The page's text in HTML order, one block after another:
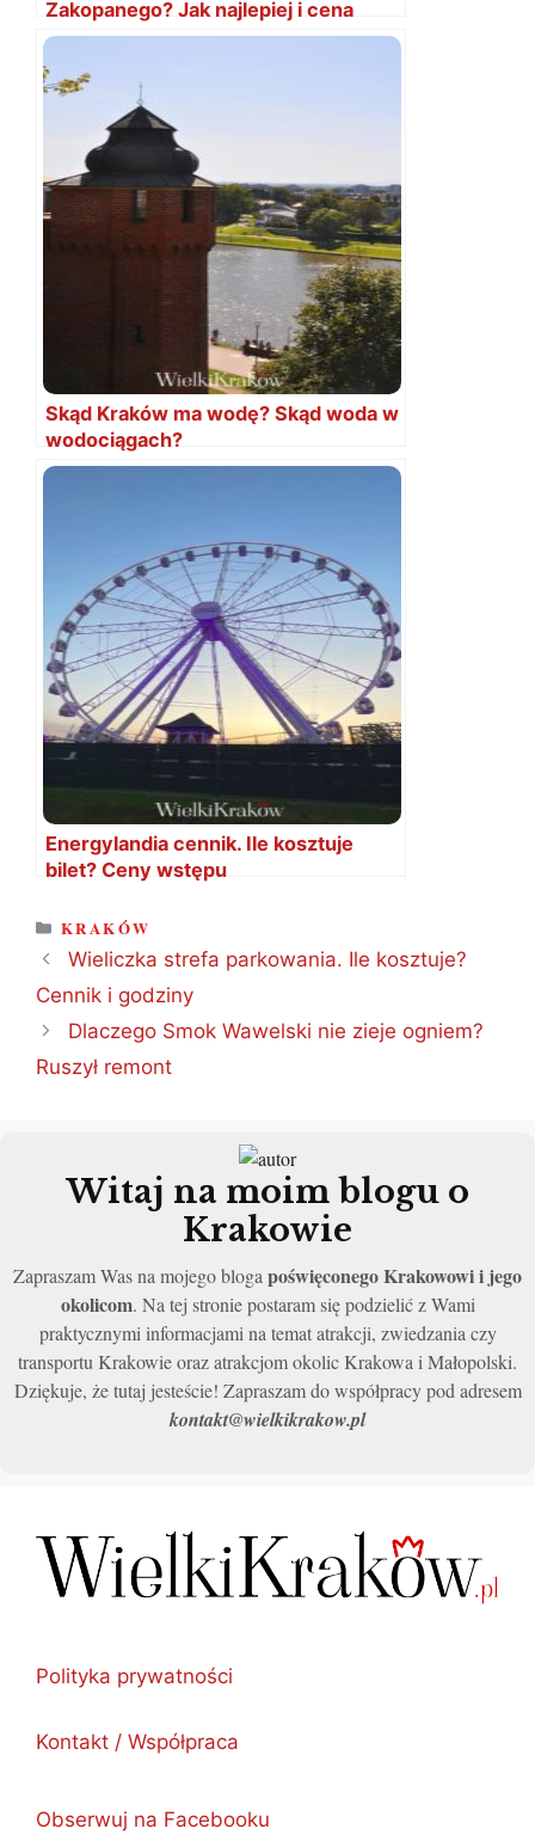
Zakopanego? Jak najlepiej i cena
Skąd Kraków ma wodę? Skąd woda w
wodociągach?
Energylandia cennik. Ile kosztuje
bilet? Ceny wstępu
KATEGORIE
KRAKÓW
Wieliczka strefa parkowania. Ile kosztuje?
Cennik i godziny
Dlaczego Smok Wawelski nie zieje ogniem?
Ruszył remont
Witaj na moim blogu o
Krakowie
Zapraszam Was na mojego bloga poświęconego Krakowowi i jego
okolicom. Na tej stronie postaram się podzielić z Wami
praktycznymi informacjami na temat atrakcji, zwiedzania czy
transportu Krakowie oraz atrakcjom okolic Krakowa i Małopolski.
Dziękuje, że tutaj jesteście! Zapraszam do współpracy pod adresem
kontakt@wielkikrakow.pl
Polityka prywatności
Kontakt / Współpraca
Obserwuj na Facebooku